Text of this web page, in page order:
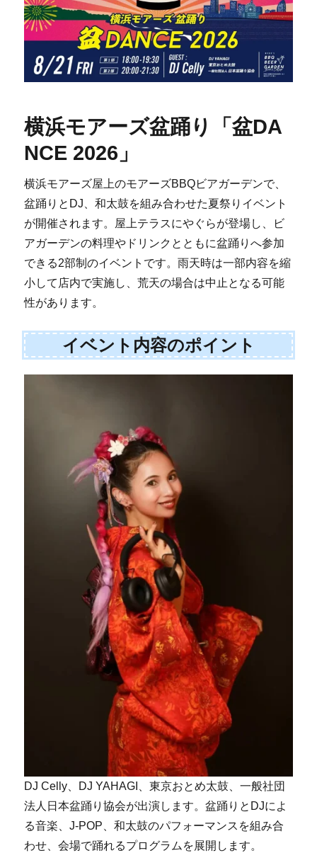
横浜モアーズ盆踊り「盆DA
NCE 2026」
横浜モアーズ屋上のモアーズBBQビアガーデンで、
盆踊りとDJ、和太鼓を組み合わせた夏祭りイベント
が開催されます。屋上テラスにやぐらが登場し、ビ
アガーデンの料理やドリンクとともに盆踊りへ参加
できる2部制のイベントです。雨天時は一部内容を縮
小して店内で実施し、荒天の場合は中止となる可能
性があります。
イベント内容のポイント
DJ Celly、DJ YAHAGI、東京おとめ太鼓、一般社団
法人日本盆踊り協会が出演します。盆踊りとDJによ
る音楽、J-POP、和太鼓のパフォーマンスを組み合
わせ、会場で踊れるプログラムを展開します。